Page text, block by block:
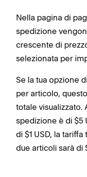
Nella pagina di
spedizione
crescente di
selezionata per
Se la tua opzione
per articolo,
totale visualizzato.
spedizione è di $5
di $1 USD, la
due articoli sarà di